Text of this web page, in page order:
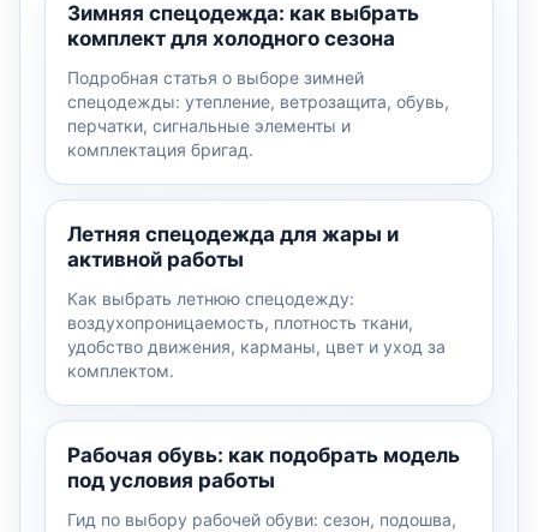
Зимняя спецодежда: как выбрать
комплект для холодного сезона
Подробная статья о выборе зимней
спецодежды: утепление, ветрозащита, обувь,
перчатки, сигнальные элементы и
комплектация бригад.
Летняя спецодежда для жары и
активной работы
Как выбрать летнюю спецодежду:
воздухопроницаемость, плотность ткани,
удобство движения, карманы, цвет и уход за
комплектом.
Рабочая обувь: как подобрать модель
под условия работы
Гид по выбору рабочей обуви: сезон, подошва,